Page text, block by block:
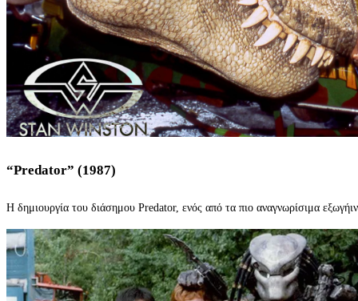
“Predator” (1987)
Η δημιουργία του διάσημου Predator, ενός από τα πιο αναγνωρίσιμα